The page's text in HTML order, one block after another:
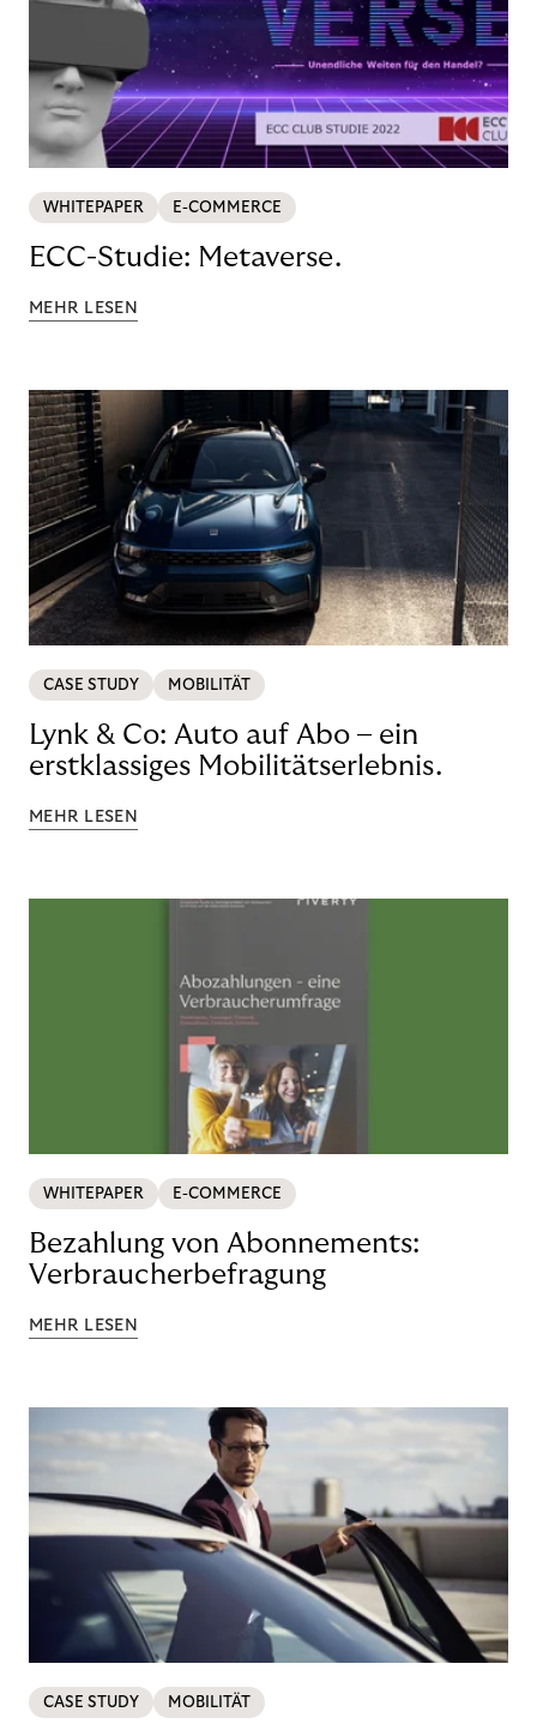
WHITEPAPER E-COMMERCE
ECC-Studie: Metaverse.
MEHR LESEN
CASE STUDY MOBILITÄT
Lynk & Co: Auto auf Abo – ein
erstklassiges Mobilitätserlebnis.
MEHR LESEN
WHITEPAPER E-COMMERCE
Bezahlung von Abonnements:
Verbraucherbefragung
MEHR LESEN
CASE STUDY MOBILITÄT